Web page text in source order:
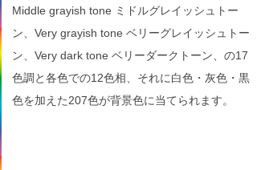
Middle grayish tone ミドルグレイッシュトー
ン、Very grayish tone ベリーグレイッシュトー
ン、Very dark tone ベリーダークトーン、の17
色調と各色での12色相、それに白色・灰色・黒
色を加えた207色が背景色に当てられます。